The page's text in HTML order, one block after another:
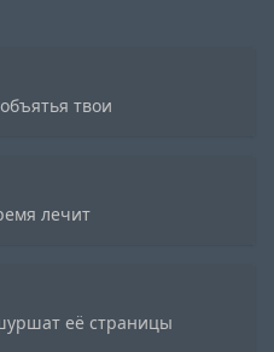
твои
лечит
её страницы